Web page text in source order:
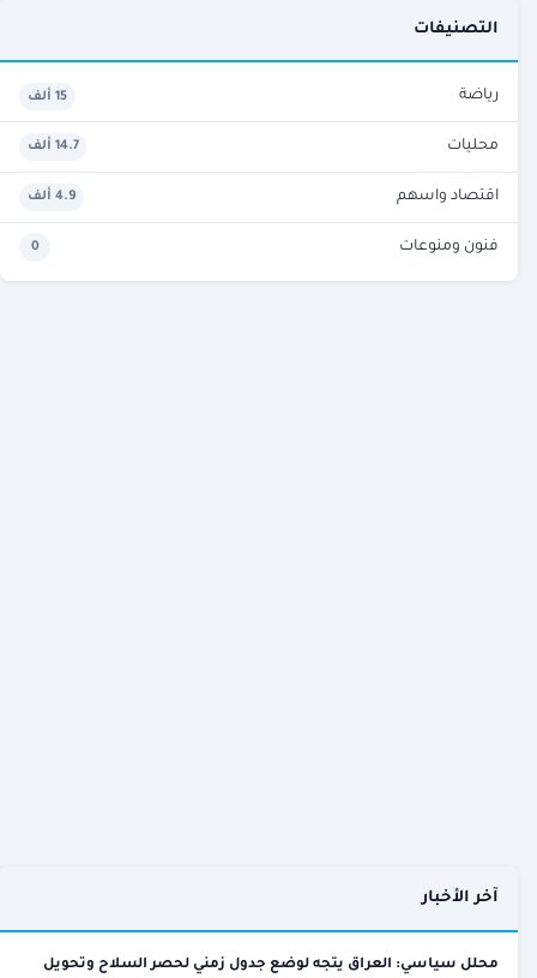
التصنيفات
رياضة 15 ألف
محليات 14.7 ألف
اقتصاد واسهم 4.9 ألف
فنون ومنوعات 0
آخر الأخبار
محلل سياسي: العراق يتجه لوضع جدول زمني لحصر السلاح وتحويل